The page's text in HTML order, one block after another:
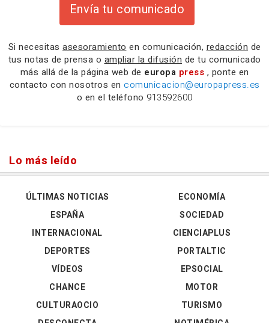
Envía tu comunicado
Si necesitas asesoramiento en comunicación, redacción de
tus notas de prensa o ampliar la difusión de tu comunicado
más allá de la página web de europa press , ponte en
contacto con nosotros en comunicacion@europapress.es
o en el teléfono 913592600
Lo más leído
ÚLTIMAS NOTICIAS
ESPAÑA
INTERNACIONAL
DEPORTES
VÍDEOS
ECONOMÍA
SOCIEDAD
CIENCIAPLUS
PORTALTIC
EPSOCIAL
CHANCE
CULTURAOCIO
MOTOR
TURISMO